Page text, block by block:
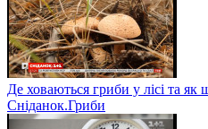
Де ховаються гриби у лісі та
Сніданок.Гриби